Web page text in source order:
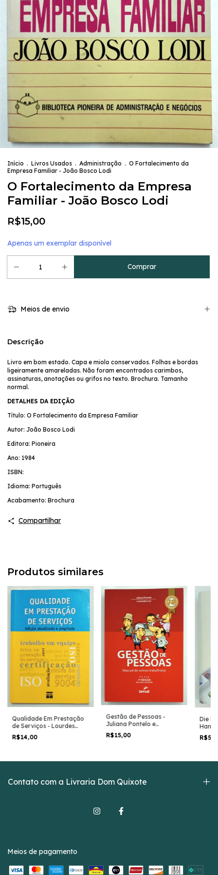
Início . Livros Usados . Administração . O Fortalecimento da
Empresa Familiar - João Bosco Lodi
O Fortalecimento da Empresa
Familiar - João Bosco Lodi
R$15,00
Apenas um exemplar disponível
Meios de envio
Descrição
Livro em bom estado. Capa e miolo conservados. Folhas e bordas
ligeiramente amareladas. Não foram encontrados carimbos,
assinaturas, anotações ou grifos no texto. Brochura. Tamanho
normal.
DETALHES DA EDIÇÃO
Título: O Fortalecimento da Empresa Familiar
Autor: João Bosco Lodi
Editora: Pioneira
Ano: 1984
ISBN:
Idioma: Português
Acabamento: Brochura
Compartilhar
Produtos similares
Qualidade Em Prestação
de Serviços - Lourdes
Hargreaves e Outros
R$14,00
Gestão de Pessoas -
Juliana Pontelo e
Lucineide Cruz
R$15,00
Die
Rolf
Contato com a Livraria Dom Quixote
Meios de pagamento